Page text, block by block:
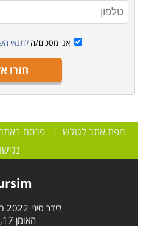
אני מסכים/ה לתנאי
חזרו
מפת אתר לגולש |פרסם
לידר סיני 2022 בע"מ (קורסים)
האומן 17, חדרה